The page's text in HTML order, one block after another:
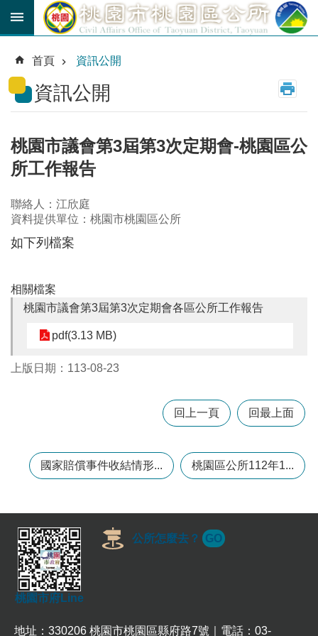
跳到主要內容區塊
育
貼
公
路
線
民
卡
進
尋
本
區
活
便
民
資
訊
機
通
首頁 資訊公開
資訊公開
桃園市議會第3屆第3次定期會-桃園區公
所工作報告
聯絡人：江欣庭
資料提供單位：桃園市桃園區公所
如下列檔案
相關檔案
桃園市議會第3屆第3次定期會各區公所工作報告
pdf(3.13 MB)
上版日期：113-08-23
回上一頁 回最上面
國家賠償事件收結情形... 桃園區公所112年1...
桃園市府Line
公所怎麼去？ GO
地址：330206 桃園市桃園區縣府路7號｜電話：03-